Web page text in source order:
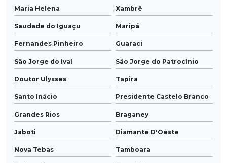
Maria Helena Xambrê
Saudade do Iguaçu Maripá
Fernandes Pinheiro Guaraci
São Jorge do Ivaí São Jorge do Patrocínio
Doutor Ulysses Tapira
Santo Inácio Presidente Castelo Branco
Grandes Rios Braganey
Jaboti Diamante D'Oeste
Nova Tebas Tamboara